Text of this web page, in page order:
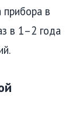
прибора в
в 1–2 года